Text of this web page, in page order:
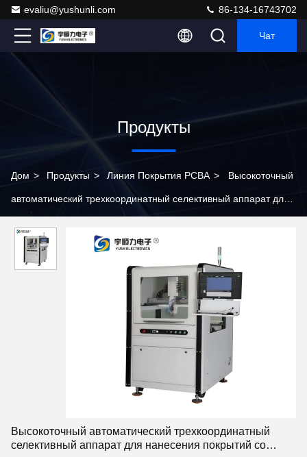
evaliu@yushunli.com 86-134-16743702
Чат
Продукты
Дом > Продукты > Линия Покрытия PCBA > Высокоточный
автоматический трехкоординатный селективный аппарат для
защиты печатных плат
Высокоточный автоматический трехкоординатный
селективный аппарат для нанесения покрытий со